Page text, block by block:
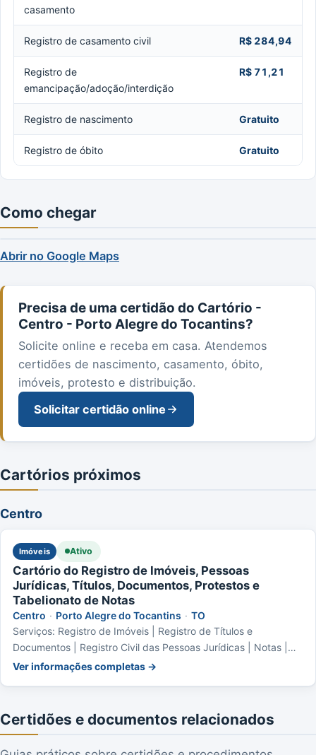
casamento
Registro de casamento civil R$ 284,94
Registro de
emancipação/adoção/interdição
R$ 71,21
Registro de nascimento Gratuito
Registro de óbito Gratuito
Como chegar
Abrir no Google Maps
Precisa de uma certidão do Cartório -
Centro - Porto Alegre do Tocantins?
Solicite online e receba em casa. Atendemos
certidões de nascimento, casamento, óbito,
imóveis, protesto e distribuição.
Solicitar certidão online
Cartórios próximos
Centro
Imóveis Ativo
Cartório do Registro de Imóveis, Pessoas
Jurídicas, Títulos, Documentos, Protestos e
Tabelionato de Notas
Centro · Porto Alegre do Tocantins · TO
Serviços: Registro de Imóveis | Registro de Títulos e
Documentos | Registro Civil das Pessoas Jurídicas | Notas |
Protesto de Títulos
Ver informações completas →
Certidões e documentos relacionados